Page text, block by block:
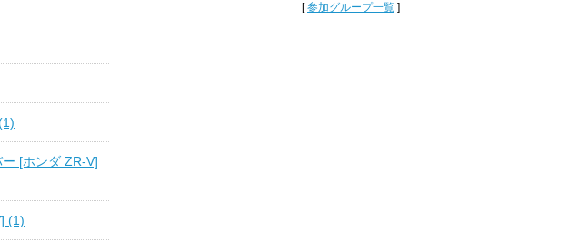
[参加グループ一覧 ]
[ホンダ ZR-V]
(1)